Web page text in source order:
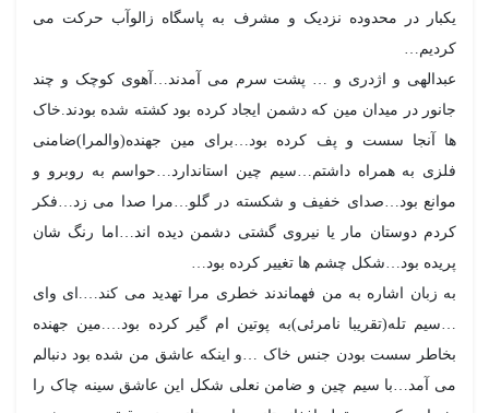
یکبار در محدوده نزدیک و مشرف به پاسگاه زالوآب حرکت می
کردیم…
عبدالهی و اژدری و … پشت سرم می آمدند…آهوی کوچک و چند
جانور در میدان مین که دشمن ایجاد کرده بود کشته شده بودند.خاک
ها آنجا سست و پف کرده بود…برای مین جهنده(والمرا)ضامنی
فلزی به همراه داشتم…سیم چین استاندارد…حواسم به روبرو و
موانع بود…صدای خفیف و شکسته در گلو…مرا صدا می زد…فکر
کردم دوستان مار یا نیروی گشتی دشمن دیده اند…اما رنگ شان
پریده بود…شکل چشم ها تغییر کرده بود…
به زبان اشاره به من فهماندند خطری مرا تهدید می کند….ای وای
…سیم تله(تقریبا نامرئی)به پوتین ام گیر کرده بود….مین جهنده
بخاطر سست بودن جنس خاک …و اینکه عاشق من شده بود دنبالم
می آمد…با سیم چین و ضامن نعلی شکل این عاشق سینه چاک را